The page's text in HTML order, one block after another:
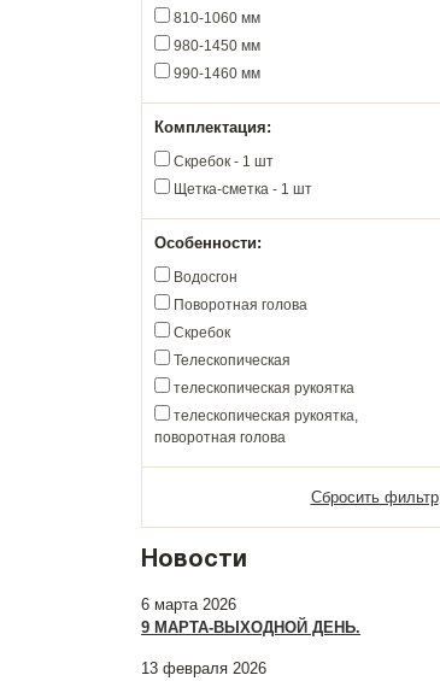
810-1060 мм
980-1450 мм
990-1460 мм
Комплектация:
Скребок - 1 шт
Щетка-сметка - 1 шт
Особенности:
Водосгон
Поворотная голова
Скребок
Телескопическая
телескопическая рукоятка
телескопическая рукоятка,
поворотная голова
Сбросить фильтр
Новости
6 марта 2026
9 МАРТА-ВЫХОДНОЙ ДЕНЬ.
13 февраля 2026